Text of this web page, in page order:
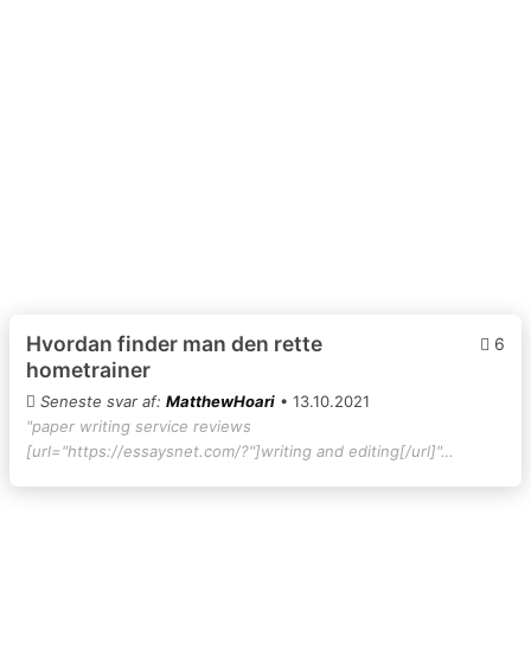
Hvordan finder man den rette
hometrainer
6
Seneste svar af: MatthewHoari • 13.10.2021
"paper writing service reviews
[url="https://essaysnet.com/?"]writing and editing[/url]"…